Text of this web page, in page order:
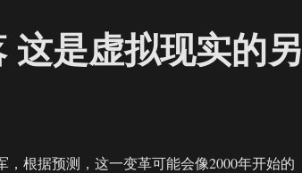
是虚拟现实的另
根据预测，这一变革可能会像2000年开始的